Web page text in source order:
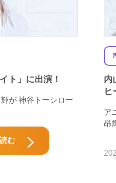
ト」に出演！
が 神谷トーシロー
む
内
ヒ
ア
昂